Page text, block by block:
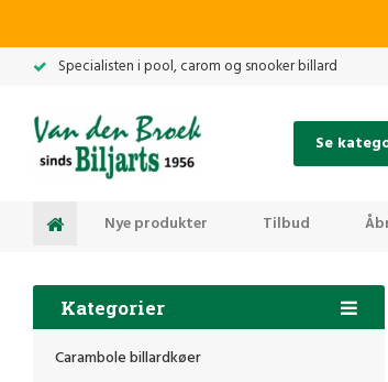
Specialisten i pool, carom og snooker billard
Se
Nye produkter Tilbud
Kategorier
Carambole billardkøer